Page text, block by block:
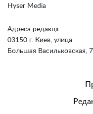
Hyser Media
Адреса редакції
03150 г. Киев, улица
Большая Васильковская,